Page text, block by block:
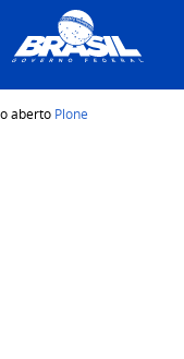
aberto Plone